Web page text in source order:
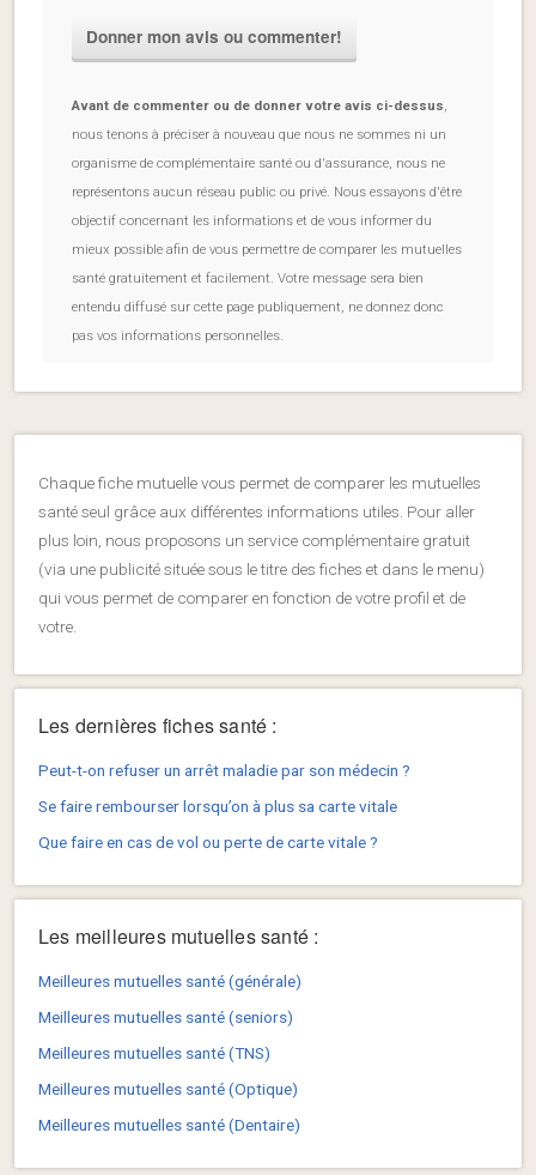
Avant de commenter ou de donner votre avis ci-dessus
nous tenons à préciser à nouveau que nous ne sommes ni un
organisme de complémentaire santé ou d'assurance, nous ne
représentons aucun réseau public ou privé. Nous essayons d'être
objectif concernant les informations et de vous informer du
mieux possible afin de vous permettre de comparer les mutuelles
santé gratuitement et facilement. Votre message sera bien
entendu diffusé sur cette page publiquement, ne donnez donc
pas vos informations personnelles.
Chaque fiche mutuelle vous permet de comparer les mutuelles
santé seul grâce aux différentes informations utiles. Pour aller
plus loin, nous proposons un service complémentaire gratuit
(via une publicité située sous le titre des fiches et dans le menu)
qui vous permet de comparer en fonction de votre profil et de
votre.
Les dernières fiches santé :
Peut-t-on refuser un arrêt maladie par son médecin ?
Se faire rembourser lorsqu’on à plus sa carte vitale
Que faire en cas de vol ou perte de carte vitale ?
Les meilleures mutuelles santé :
Meilleures mutuelles santé (générale)
Meilleures mutuelles santé (seniors)
Meilleures mutuelles santé (TNS)
Meilleures mutuelles santé (Optique)
Meilleures mutuelles santé (Dentaire)